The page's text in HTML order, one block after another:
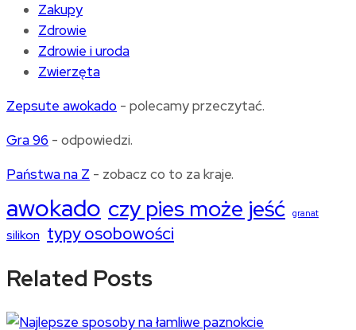
Zakupy
Zdrowie
Zdrowie i uroda
Zwierzęta
Zepsute awokado - polecamy przeczytać.
Gra 96 - odpowiedzi.
Państwa na Z - zobacz co to za kraje.
awokado czy pies może jeść granat
silikon typy osobowości
Related Posts